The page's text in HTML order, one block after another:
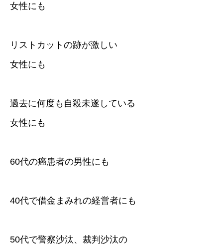
女性にも
リストカットの跡が激しい
女性にも
過去に何度も自殺未遂している
女性にも
60代の癌患者の男性にも
40代で借金まみれの経営者にも
50代で警察沙汰、裁判沙汰の